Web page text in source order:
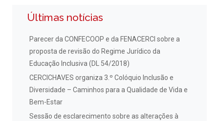
Últimas notícias
Parecer da CONFECOOP e da FENACERCI sobre a
proposta de revisão do Regime Jurídico da
Educação Inclusiva (DL 54/2018)
CERCICHAVES organiza 3.º Colóquio Inclusão e
Diversidade – Caminhos para a Qualidade de Vida e
Bem-Estar
Sessão de esclarecimento sobre as alterações à